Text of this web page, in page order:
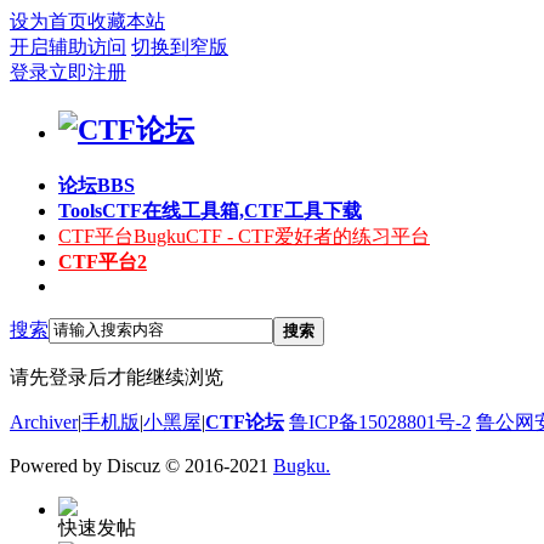
设为首页收藏本站
开启辅助访问 切换到窄版
登录立即注册
论坛BBS
ToolsCTF在线工具箱,CTF工具下载
CTF平台BugkuCTF - CTF爱好者的练习平台
CTF平台2
搜索 搜索
请先登录后才能继续浏览
Archiver|手机版|小黑屋|CTF论坛 鲁ICP备15028801号-2 鲁公网
Powered by Discuz © 2016-2021 Bugku.
快速发帖